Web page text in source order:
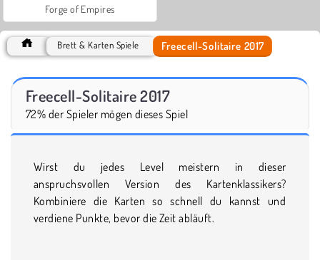
Forge of Empires
Brett & Karten Spiele Freecell-Solitaire 2017
Freecell-Solitaire 2017
72% der Spieler mögen dieses Spiel
Wirst du jedes Level meistern in dieser
anspruchsvollen Version des Kartenklassikers?
Kombiniere die Karten so schnell du kannst und
verdiene Punkte, bevor die Zeit abläuft.